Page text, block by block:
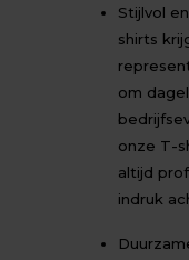
Stijlvol
shirts
om
onze T-
altijd
indruk